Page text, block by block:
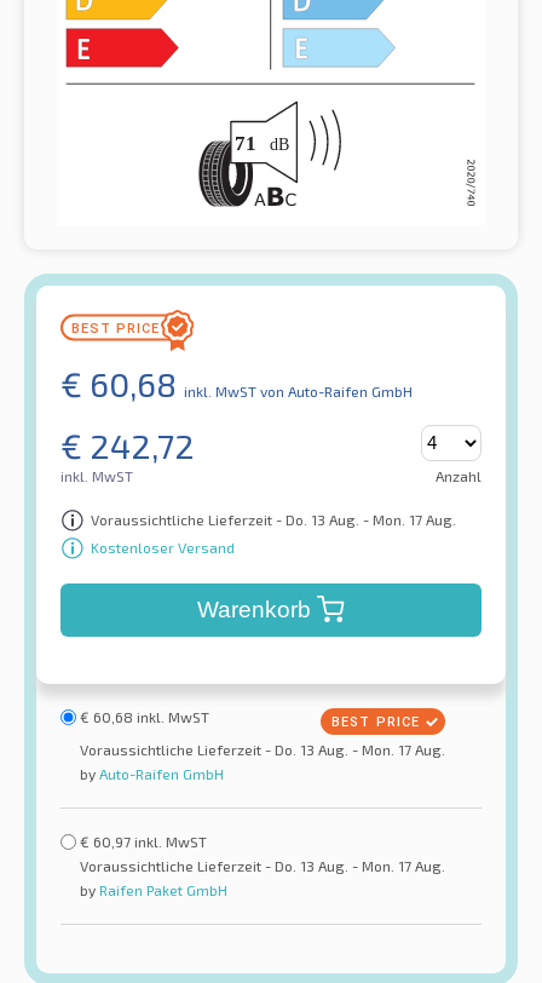
€ 60,68 inkl. MwST von Auto-Raifen GmbH
€ 242,72
inkl. MwST Anzahl
Voraussichtliche Lieferzeit - Do. 13 Aug. - Mon. 17 Aug.
Kostenloser Versand
Warenkorb
€ 60,68 inkl. MwST
Voraussichtliche Lieferzeit - Do. 13 Aug. - Mon. 17 Aug.
by Auto-Raifen GmbH
€ 60,97 inkl. MwST
Voraussichtliche Lieferzeit - Do. 13 Aug. - Mon. 17 Aug.
by Raifen Paket GmbH